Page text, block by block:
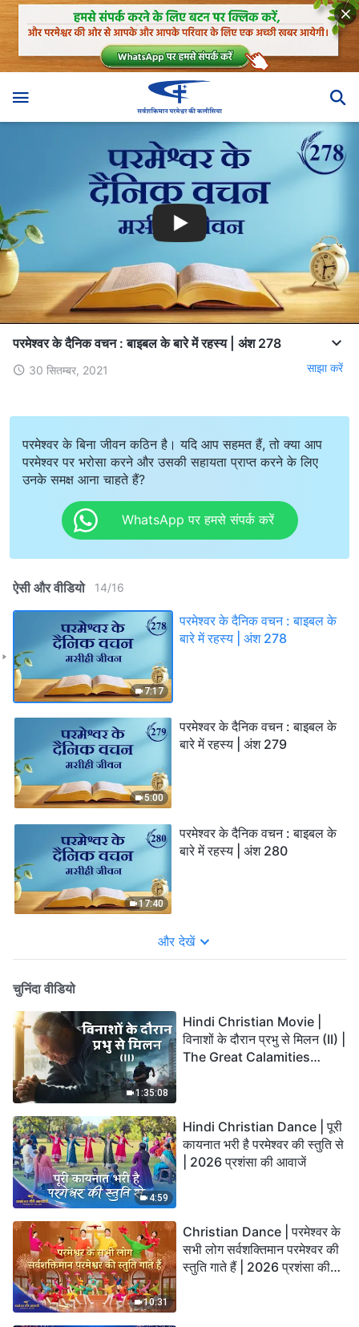
परमेश्वर के दैनिक वचन : बाइबल के बारे में रहस्य | अंश 278
30 सितम्बर, 2021 साझा करें
परमेश्वर के बिना जीवन कठिन है। यदि आप सहमत हैं, तो क्या आप
परमेश्वर पर भरोसा करने और उसकी सहायता प्राप्त करने के लिए
उनके समक्ष आना चाहते हैं?
WhatsApp पर हमसे संपर्क करें
ऐसी और वीडियो 14/16
7:17
परमेश्वर के दैनिक वचन : बाइबल के
बारे में रहस्य | अंश 278
5:00
परमेश्वर के दैनिक वचन : बाइबल के
बारे में रहस्य | अंश 279
17:40
परमेश्वर के दैनिक वचन : बाइबल के
बारे में रहस्य | अंश 280
और देखें
चुनिंदा वीडियो
1:35:08
Hindi Christian Movie |
विनाशों के दौरान प्रभु से मिलन (II) |
The Great Calamities
4:59
Hindi Christian Dance | पूरी
कायनात भरी है परमेश्वर की स्तुति से
| 2026 प्रशंसा की आवाजें
10:31
Christian Dance | परमेश्वर के
सभी लोग सर्वशक्तिमान परमेश्वर की
स्तुति गाते हैं | 2026 प्रशंसा की